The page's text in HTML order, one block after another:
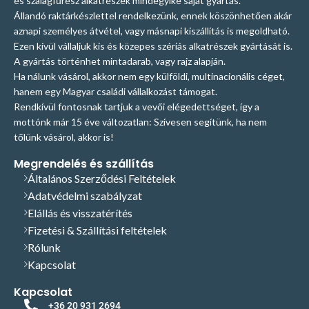
nekünk E-mailt, szívesen adunk
segítséget, szakmai tanácsot! Tel:
+36209312694E-mail:
info@hasito.hu
kiválasztásában? Hívjon, vagy írjon
nekünk E-mailt, szívesen adunk
segítséget, szakmai tanácsot! Tel:
+36209312694E-mail:
info@hasito.hu
Állandó raktárkészlettel rendelkezünk, ennek köszönhetően akár
aznapi személyes átvétel, vagy másnapi kiszállítás is megoldható.
Ezen kívül vállaljuk kis és közepes szériás alkatrészek gyártását is.
A gyártás történhet mintadarab, vagy rajz alapján.
Ha nálunk vásárol, akkor nem egy külföldi, multinacionális céget,
hanem egy Magyar családi vállalkozást támogat.
Rendkívül fontosnak tartjuk a vevői elégedettséget, így a
mottónk már 15 éve változatlan: Szívesen segítünk, ha nem
tőlünk vásárol, akkor is!
Megrendelés és szállítás
Általános Szerződési Feltételek
Adatvédelmi szabályzat
Elállás és visszatérítés
Fizetési & Szállítási feltételek
Rólunk
Kapcsolat
Kapcsolat
+36 20 931 2694